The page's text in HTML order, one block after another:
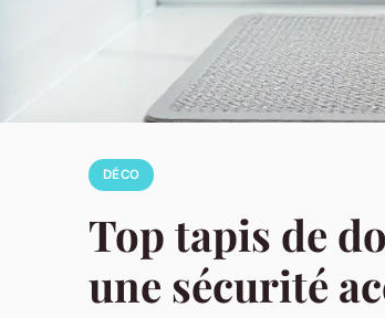
DÉCO
Top tapis de
une sécurité